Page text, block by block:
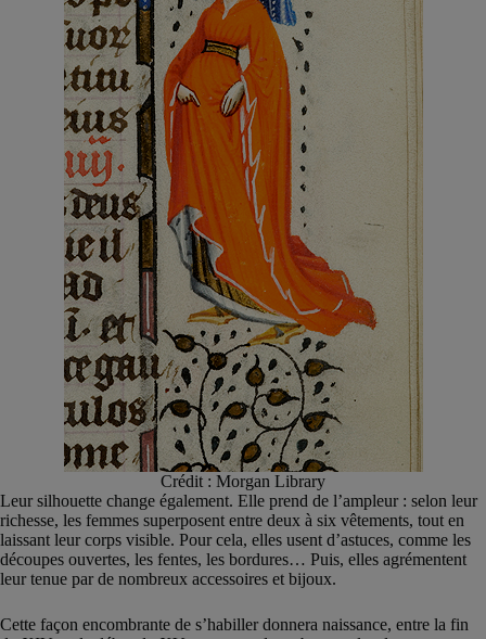
Crédit : Morgan Library
Leur silhouette change également. Elle prend de l’ampleur : selon leur
richesse, les femmes superposent entre deux à six vêtements, tout en
laissant leur corps visible. Pour cela, elles usent d’astuces, comme les
découpes ouvertes, les fentes, les bordures… Puis, elles agrémentent
leur tenue par de nombreux accessoires et bijoux.
Cette façon encombrante de s’habiller donnera naissance, entre la fin